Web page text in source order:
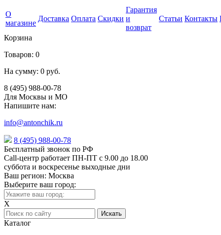
О
магазине
Доставка Оплата Скидки
Гарантия
и
возврат
Статьи Контакты
Корзина
Товаров: 0
На сумму: 0 руб.
8 (495) 988-00-78
Для Москвы и МО
Напишите нам:
info@antonchik.ru
8 (495) 988-00-78
Бесплатный звонок по РФ
Call-центр работает ПН-ПТ с 9.00 до 18.00
суббота и воскресенье выходные дни
Ваш регион: Москва
Выберите ваш город:
X
Каталог